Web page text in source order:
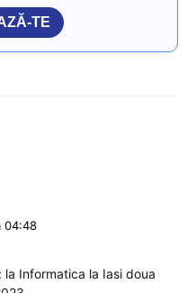
TE
04:48
Informatica la Iasi doua